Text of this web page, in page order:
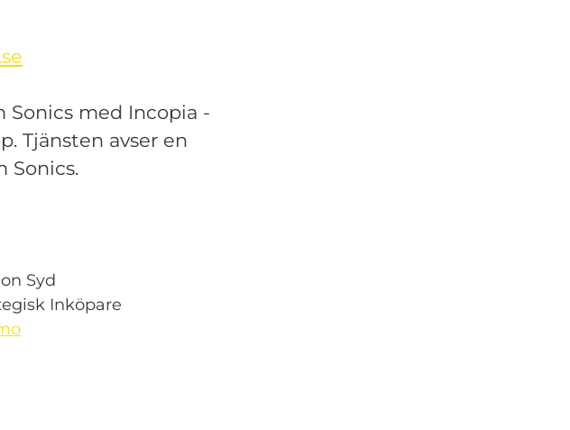
Sonics med Incopia -
Tjänsten avser en
Sonics.
Syd
Inköpare